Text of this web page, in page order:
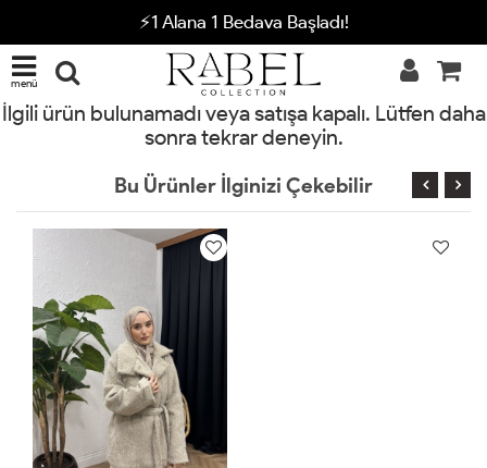
⚡1 Alana 1 Bedava Başladı!
menü
İlgili ürün bulunamadı veya satışa kapalı. Lütfen daha
sonra tekrar deneyin.
Bu Ürünler İlginizi Çekebilir